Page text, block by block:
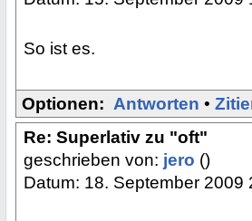
So ist es.
Optionen: Antworten •
Re: Superlativ zu "oft"
geschrieben von: jero ()
Datum: 18. September 2009